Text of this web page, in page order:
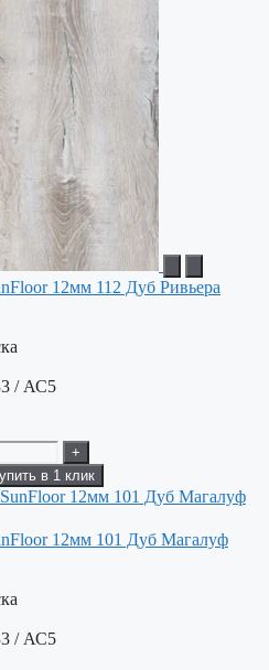
12мм 112 Дуб Ривьера
/ АС5
+
в 1 клик
12мм 101 Дуб Магалуф
/ АС5